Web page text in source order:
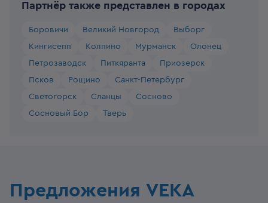
Партнёр также представлен в городах
Боровичи Великий Новгород
Выборг
Кингисепп
Колпино Мурманск
Олонец
Петрозаводск
Питкяранта
Приозерск
Псков
Рощино
Санкт-Петербург
Светогорск
Сланцы
Сосново
Сосновый Бор
Тверь
Предложения VEKA